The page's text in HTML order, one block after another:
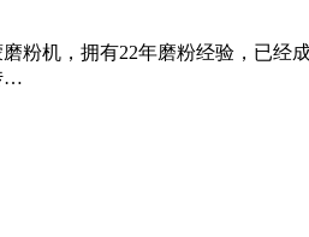
粉机，拥有22年磨粉经验，已
…